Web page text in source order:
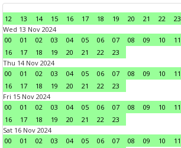
12 13 14 15 16 17 18 19 20 21 22
23
Wed 13 Nov 2024
00
01 02 03 04 05 06 07 08 09 10 11
16
17 18 19 20 21 22
23
Thu 14 Nov 2024
00
01 02 03 04 05 06 07 08 09 10 11
16
17 18 19 20 21 22
23
Fri 15 Nov 2024
00
01 02 03 04 05 06 07 08 09 10 11
16
17 18 19 20 21 22
23
Sat 16 Nov 2024
00
01 02 03 04 05 06 07 08 09 10 11